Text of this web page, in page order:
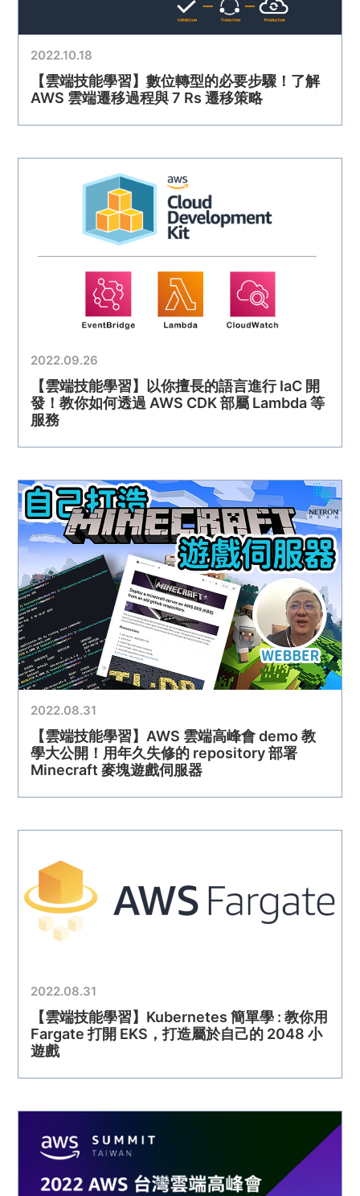
2022.10.18
【雲端技能學習】數位轉型的必要步驟！了解
AWS 雲端遷移過程與 7 Rs 遷移策略
2022.09.26
【雲端技能學習】以你擅長的語言進行 IaC 開
發！教你如何透過 AWS CDK 部屬 Lambda 等
服務
2022.08.31
【雲端技能學習】AWS 雲端高峰會 demo 教
學大公開！用年久失修的 repository 部署
Minecraft 麥塊遊戲伺服器
2022.08.31
【雲端技能學習】Kubernetes 簡單學 : 教你用
Fargate 打開 EKS，打造屬於自己的 2048 小
遊戲